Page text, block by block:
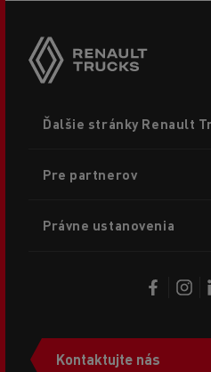
menu
Ďalšie stránky Renault
Pre partnerov
Právne ustanovenia
Kontaktujte nás